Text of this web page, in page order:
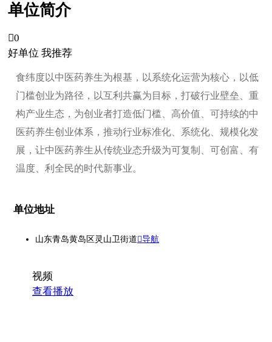
单位简介
0
好单位 我推荐
食纬度以中医药养生为根基，以系统化运营为核心，以低
门槛创业为路径，以互利共赢为目标，打破行业壁垒、重
构产业生态，为创业者打造低门槛、高价值、可持续的中
医药养生创业体系，推动行业标准化、系统化、规模化发
展，让中医药养生从传统业态升级为可复制、可创富、有
温度、利全民的时代新事业。
单位地址
山东青岛黄岛区灵山卫街道导航
视频
查看播放